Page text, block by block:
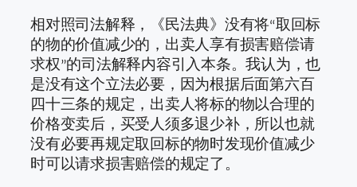
相对照司法解释，《民法典》没有将“取回标
的物的价值减少的，出卖人享有损害赔偿请
求权”的司法解释内容引入本条。我认为，也
是没有这个立法必要，因为根据后面第六百
四十三条的规定，出卖人将标的物以合理的
价格变卖后，买受人须多退少补，所以也就
没有必要再规定取回标的物时发现价值减少
时可以请求损害赔偿的规定了。